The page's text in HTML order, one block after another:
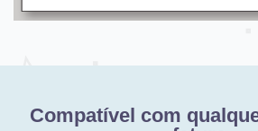
Compatível com